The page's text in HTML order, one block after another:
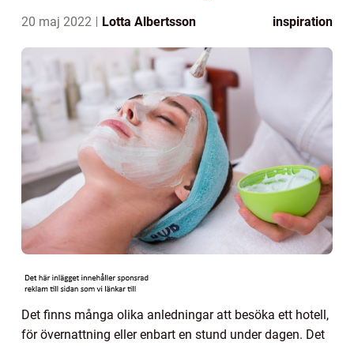
20 maj 2022 Lotta Albertsson inspiration
Det finns många olika anledningar att besöka ett hotell,
för övernattning eller enbart en stund under dagen. Det